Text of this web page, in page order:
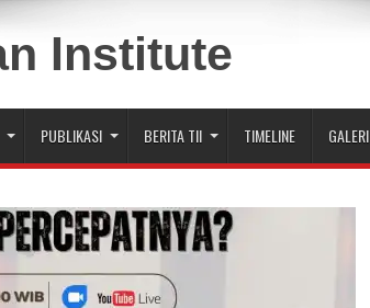
PUBLIKASI BERITA TII TIMELINE GALERI